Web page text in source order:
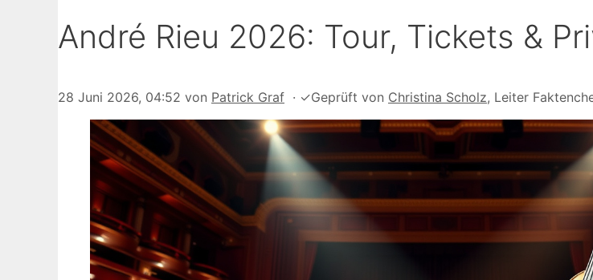
André Rieu 2026: Tour, Tickets &
28 Juni 2026, 04:52 von Patrick Graf · ✓Geprüft von Christina Scholz, Leiter